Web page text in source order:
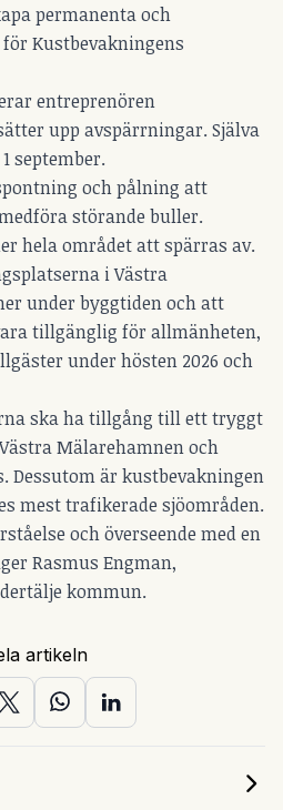
permanenta och
Kustbevakningens
entreprenören
upp avspärrningar. Själva
september.
och pålning att
störande buller.
hela området att spärras av.
i Västra
under byggtiden och att
tillgänglig för allmänheten,
under hösten 2026 och
ska ha tillgång till ett tryggt
Mälarehamnen och
Dessutom är kustbevakningen
mest trafikerade sjöområden.
och överseende med en
Rasmus Engman,
kommun.
artikeln